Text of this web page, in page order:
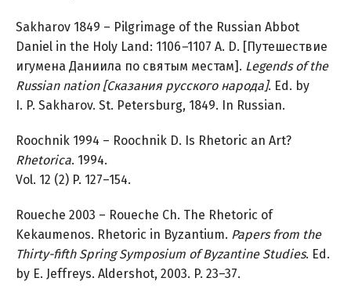
Sakharov 1849 – Pilgrimage of the Russian Abbot
Daniel in the Holy Land: 1106–1107 A. D. [Путешествие
игумена Даниила по святым местам]. Legends of the
Russian nation [Сказания русского народа]. Ed. by
I. P. Sakharov. St. Petersburg, 1849. In Russian.
Roochnik 1994 – Roochnik D. Is Rhetoric an Art?
Rhetorica. 1994.
Vol. 12 (2) P. 127–154.
Roueche 2003 – Roueche Ch. The Rhetoric of
Kekaumenos. Rhetoric in Byzantium. Papers from the
Thirty-fifthSpring Symposium of Byzantine Studies. Ed.
by E. Jeffreys. Aldershot, 2003. P. 23–37.